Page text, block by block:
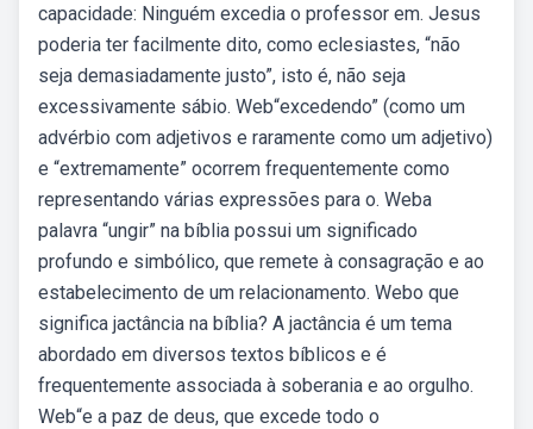
capacidade: Ninguém excedia o professor em. Jesus
poderia ter facilmente dito, como eclesiastes, “não
seja demasiadamente justo”, isto é, não seja
excessivamente sábio. Web“excedendo” (como um
advérbio com adjetivos e raramente como um adjetivo)
e “extremamente” ocorrem frequentemente como
representando várias expressões para o. Weba
palavra “ungir” na bíblia possui um significado
profundo e simbólico, que remete à consagração e ao
estabelecimento de um relacionamento. Webo que
significa jactância na bíblia? A jactância é um tema
abordado em diversos textos bíblicos e é
frequentemente associada à soberania e ao orgulho.
Web“e a paz de deus, que excede todo o